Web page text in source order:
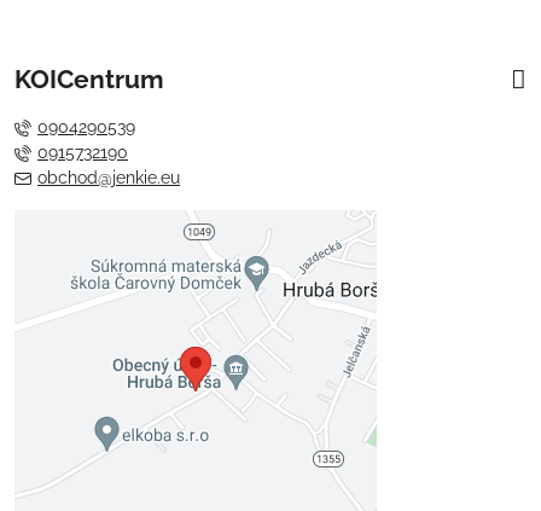
KOICentrum
0904290539
0915732190
obchod@jenkie.eu
Externý obsah je blokovaný
Voľbami súkromia
Prajete si načítať externý obsah?
Povoliť tentokrát
Povoliť a zapamätať - súhlas s